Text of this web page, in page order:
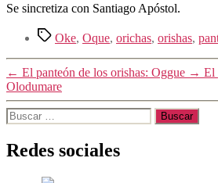
Se sincretiza con Santiago Apóstol.
Etiquetas
Oke, Oque, orichas, orishas,
← El panteón de los orishas: Oggue → El
Olodumare
Buscar:
Redes sociales